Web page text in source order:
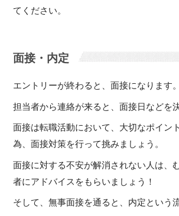
てください。
面接・内定
エントリーが終わると、面接になります。
担当者から連絡が来ると、面接日などを
面接は転職活動において、大切なポイン
為、面接対策を行って挑みましょう。
面接に対する不安が解消されない人は、
者にアドバイスをもらいましょう！
そして、無事面接を通ると、内定という